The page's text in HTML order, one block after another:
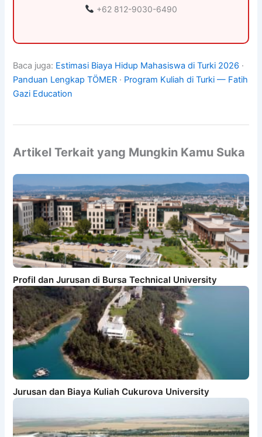
+62 812-9030-6490
Baca juga: Estimasi Biaya Hidup Mahasiswa di Turki 2026 ·
Panduan Lengkap TÖMER · Program Kuliah di Turki — Fatih
Gazi Education
Artikel Terkait yang Mungkin Kamu Suka
Profil dan Jurusan di Bursa Technical University
Jurusan dan Biaya Kuliah Cukurova University